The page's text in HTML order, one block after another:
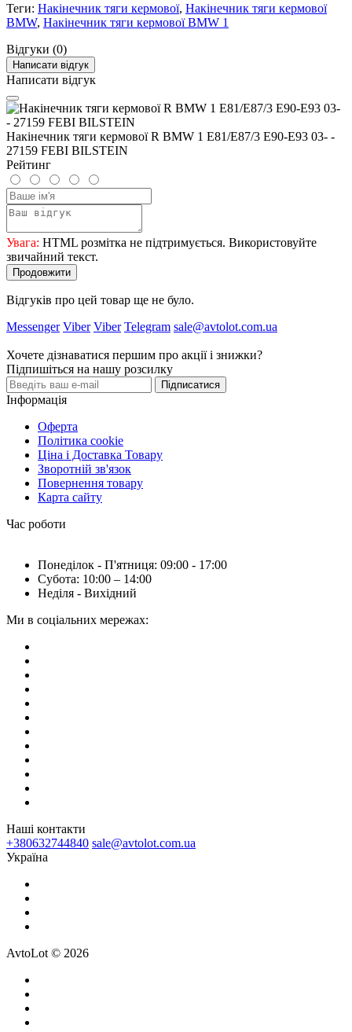
Теги: Накінечник тяги кермової, Накінечник тяги кермової
BMW, Накінечник тяги кермової BMW 1
Відгуки (0)
Написати відгук
Написати відгук
Накінечник тяги кермової R BMW 1 Е81/E87/3 E90-E93 03- -
27159 FEBI BILSTEIN
Рейтинг
Увага: HTML розмітка не підтримується. Використовуйте
звичайний текст.
Продовжити
Відгуків про цей товар ще не було.
Messenger Viber Viber Telegram sale@avtolot.com.ua
Хочете дізнаватися першим про акції і знижки?
Підпишіться на нашу розсилку
Підписатися
Інформація
Оферта
Політика cookie
Ціна і Доставка Товару
Зворотній зв'язок
Повернення товару
Карта сайту
Час роботи
Понеділок - П'ятниця: 09:00 - 17:00
Субота: 10:00 – 14:00
Неділя - Вихідний
Ми в соціальних мережах:
Наші контакти
+380632744840 sale@avtolot.com.ua
Українa
AvtoLot © 2026